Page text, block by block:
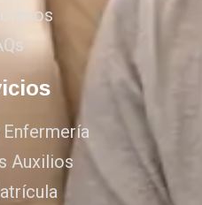
Auxilios